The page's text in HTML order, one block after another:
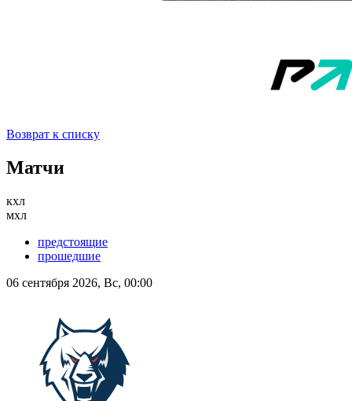
Возврат к списку
Матчи
кхл
мхл
предстоящие
прошедшие
06 сентября 2026, Вс, 00:00